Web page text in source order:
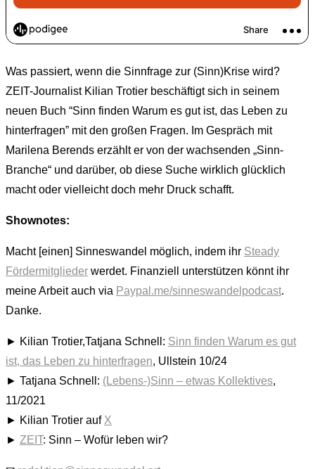
Was passiert, wenn die Sinnfrage zur (Sinn)Krise wird?
ZEIT-Journalist Kilian Trotier beschäftigt sich in seinem
neuen Buch “Sinn finden Warum es gut ist, das Leben zu
hinterfragen” mit den großen Fragen. Im Gespräch mit
Marilena Berends erzählt er von der wachsenden „Sinn-
Branche“ und darüber, ob diese Suche wirklich glücklich
macht oder vielleicht doch mehr Druck schafft.
Shownotes:
Macht [einen] Sinneswandel möglich, indem ihr Steady
Fördermitglieder werdet. Finanziell unterstützen könnt ihr
meine Arbeit auch via Paypal.me/sinneswandelpodcast.
Danke.
► Kilian Trotier,Tatjana Schnell: Sinn finden Warum es gut
ist, das Leben zu hinterfragen, Ullstein 10/24
► Tatjana Schnell: (Lebens-)Sinn – etwas Kollektives,
11/2021
► Kilian Trotier auf X
► ZEIT: Sinn – Wofür leben wir?